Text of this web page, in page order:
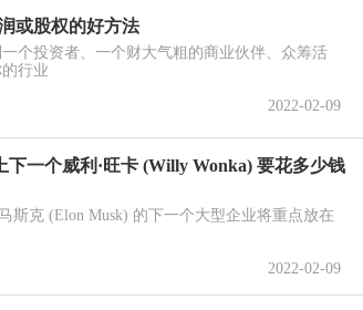
或股权的好方法
个投资者、一个财大气粗的商业伙伴、众筹活
行业
2022-02-09
下一个威利·旺卡 (Willy Wonka) 要花多少钱
斯克 (Elon Musk) 的下一个大型企业将重点放在
2022-02-09